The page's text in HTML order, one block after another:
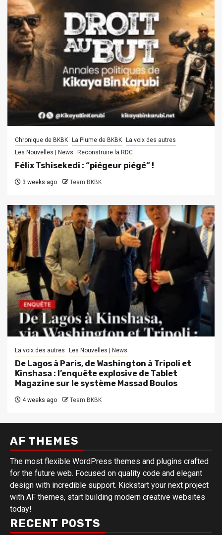
Chronique de BKBK La Plume de BKBK La voix des autres
Les Nouvelles | News
Reconstruire la RDC
Félix Tshisekedi : “piégeur piégé” !
3 weeks ago Team BKBK
La voix des autres Les Nouvelles | News
De Lagos à Paris, de Washington à Tripoli et
Kinshasa : l’enquête explosive de Tablet
Magazine sur le système Massad Boulos
4 weeks ago Team BKBK
AF THEMES
The most flexible WordPress themes and plugins crafted
for the future web. Focused on quality code and elegant
design with incredible support. Kickstart your next project
with AF themes, start building modern creative websites
today!
RECENT POSTS